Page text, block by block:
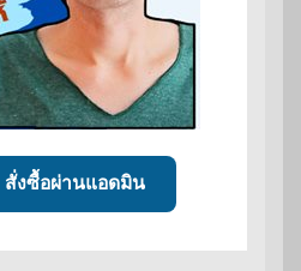
สั่งซื้อผ่านแอดมิน